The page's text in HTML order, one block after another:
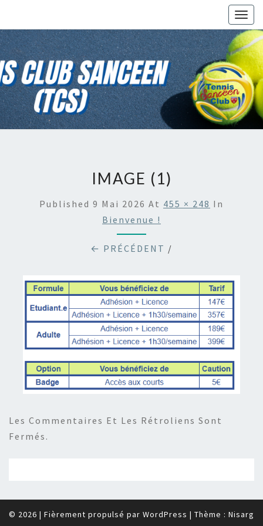
IMAGE (1)
Published 9 Mai 2026 At 455 × 248 In
Bienvenue !
← PRÉCÉDENT /
Les Commentaires Et Les Rétroliens Sont
Fermés.
© 2026 | Fièrement propulsé par WordPress | Thème : Nisarg